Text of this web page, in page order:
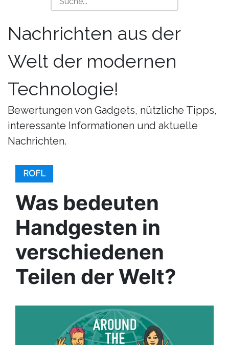
Nachrichten aus der
Welt der modernen
Technologie!
Bewertungen von Gadgets, nützliche Tipps,
interessante Informationen und aktuelle
Nachrichten.
ROFL
Was bedeuten
Handgesten in
verschiedenen
Teilen der Welt?